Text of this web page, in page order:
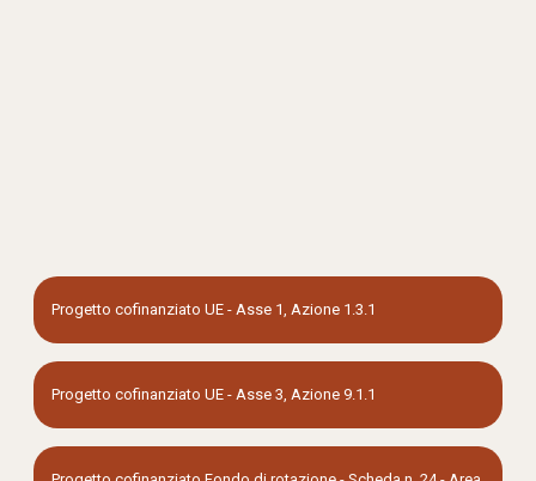
Progetto cofinanziato UE - Asse 1, Azione 1.3.1
Progetto cofinanziato UE - Asse 3, Azione 9.1.1